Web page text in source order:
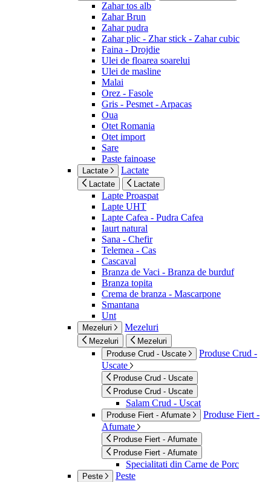
Zahar tos alb
Zahar Brun
Zahar pudra
Zahar plic - Zhar stick - Zahar cubic
Faina - Drojdie
Ulei de floarea soarelui
Ulei de masline
Malai
Orez - Fasole
Gris - Pesmet - Arpacas
Oua
Otet Romania
Otet import
Sare
Paste fainoase
Lactate Lactate
Lactate Lactate
Lapte Proaspat
Lapte UHT
Lapte Cafea - Pudra Cafea
Iaurt natural
Sana - Chefir
Telemea - Cas
Cascaval
Branza de Vaci - Branza de burduf
Branza topita
Crema de branza - Mascarpone
Smantana
Unt
Mezeluri Mezeluri
Mezeluri
Mezeluri
Produse Crud - Uscate
Produse Crud -
Uscate
Produse Crud - Uscate
Produse Crud - Uscate
Salam Crud - Uscat
Produse Fiert - Afumate
Produse Fiert -
Afumate
Produse Fiert - Afumate
Produse Fiert - Afumate
Specialitati din Carne de Porc
Peste Peste